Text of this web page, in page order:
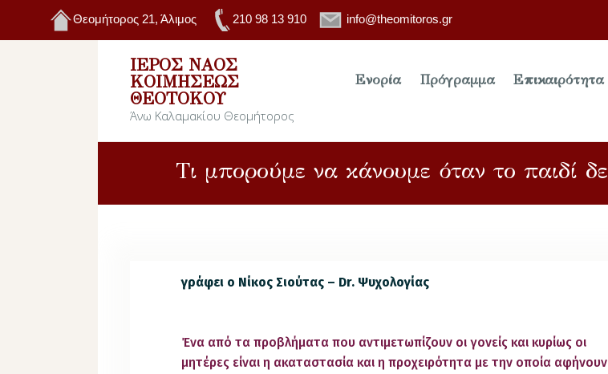
Θεομήτορος 21, Άλιμος 210 98 13 910 info@theomitoros.gr
ΙΕΡΌΣ ΝΑΌΣ
ΚΟΙΜΉΣΕΩΣ
ΘΕΟΤΌΚΟΥ
Άνω Καλαμακίου Θεομήτορος
Ενορία Πρόγραμμα Επικαιρότητα
Τι μπορούμε να κάνουμε όταν το παιδί
γράφει ο Νίκος Σιούτας – Dr. Ψυχολογίας
Ένα από τα προβλήματα που αντιμετωπίζουν οι γονείς και κυρίως οι
μητέρες είναι η ακαταστασία και η προχειρότητα με την οποία αφήνουν